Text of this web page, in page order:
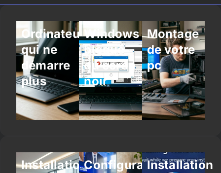
Ordinateur
qui ne
démarre
plus
Windows
bloqué
ou écran
noir
Montage
de votre
pc
InstallationConfigurationInstallation